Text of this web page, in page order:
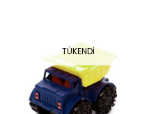
TÜKENDI